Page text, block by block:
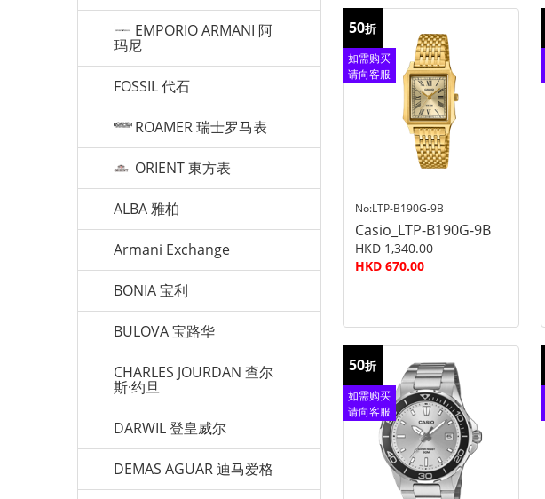
EMPORIO ARMANI 阿
玛尼
FOSSIL 代石
ROAMER 瑞士罗马表
ORIENT 東方表
ALBA 雅柏
Armani Exchange
BONIA 宝利
BULOVA 宝路华
CHARLES JOURDAN 查尔
斯·约旦
DARWIL 登皇威尔
DEMAS AGUAR 迪马爱格
50折
如需购买
请向客服
No:LTP-B190G-9B
Casio_LTP-B190G-9B
HKD 1,340.00
HKD 670.00
50折
如需购买
请向客服
查询